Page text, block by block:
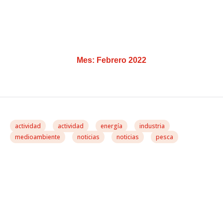
Mes: Febrero 2022
actividad actividad energía
industria
medioambiente
noticias noticias pesca